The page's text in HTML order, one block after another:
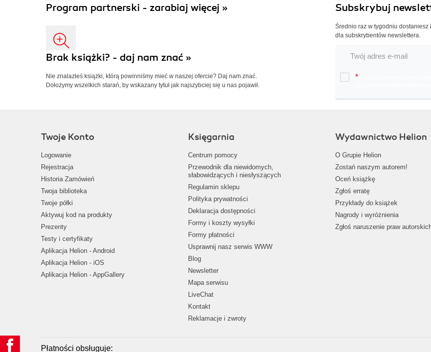
Program partnerski - zarabiaj więcej »
Brak książki? - daj nam znać »
Nie znalazłeś książki, którą powinniśmy mieć w naszej ofercie? Daj nam znać.
Dołożymy wszelkich starań, by wskazany tytuł jak najszybciej się u nas pojawił.
Subskrybuj
Średnio raz w tygodniu
dla subskrybentów newslettera.
*
Twoje Konto
Logowanie
Rejestracja
Historia Zamówień
Twoja biblioteka
Twoje półki
Aktywuj kod na produkty
Prezenty
Testy i certyfikaty
Aplikacja Helion - Android
Aplikacja Helion - iOS
Aplikacja Helion - AppGallery
Księgarnia
Centrum pomocy
Przewodnik dla niewidomych,
słabowidzących i niesłyszących
Regulamin sklepu
Polityka prywatności
Deklaracja dostępności
Formy i koszty wysyłki
Formy płatności
Usprawnij nasz serwis WWW
Blog
Newsletter
Mapa serwisu
LiveChat
Kontakt
Reklamacje i zwroty
Wydawnictwo Helion
O Grupie Helion
Zostań naszym autorem!
Oceń książkę
Zgłoś erratę
Przykłady do książek
Nagrody i wyróżnienia
Zgłoś naruszenie praw
Płatności obsługuje: